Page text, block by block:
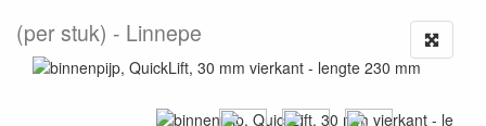
(per stuk) Linnepe